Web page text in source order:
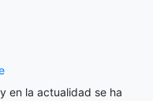
en la actualidad se ha